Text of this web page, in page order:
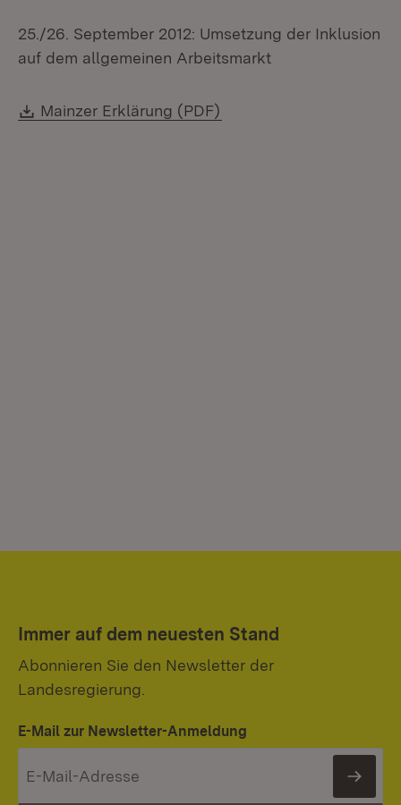
25./26. September 2012: Umsetzung der Inklusion
auf dem allgemeinen Arbeitsmarkt
Download:
Mainzer Erklärung (PDF)
Immer auf dem neuesten Stand
Abonnieren Sie den Newsletter der
Landesregierung.
E-Mail zur Newsletter-Anmeldung